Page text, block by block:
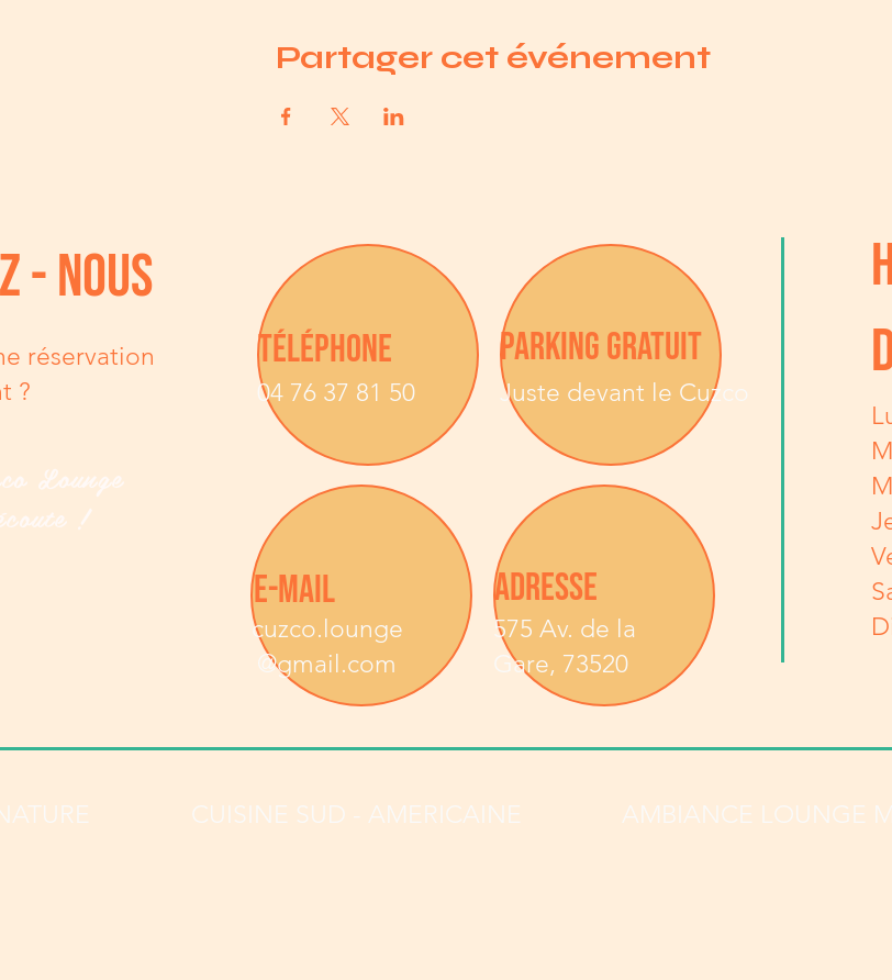
Partager cet événement
- nous
réservation
?
Lounge
!
04 76 37 81 50
TÉLÉPHONE
cuzco.lounge
@gmail.com
E-MAIL
Juste devant le Cuzco
PARKING GRATUIT
575 Av. de la
Gare, 73520
ADRESSE
CUISINE SUD - AMERICAINE AMBIANCE LOUNGE